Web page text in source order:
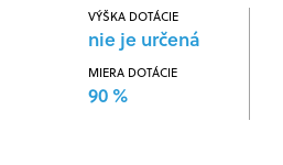
VÝŠKA DOTÁCIE
nie je určená
MIERA DOTÁCIE
90 %